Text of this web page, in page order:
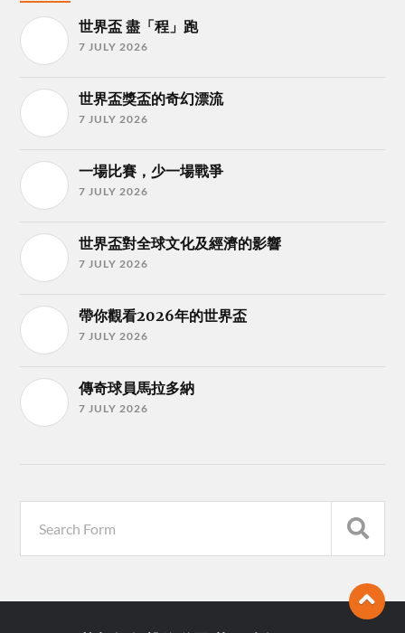
世界盃 盡「程」跑
7 JULY 2026
世界盃獎盃的奇幻漂流
7 JULY 2026
一場比賽，少一場戰爭
7 JULY 2026
世界盃對全球文化及經濟的影響
7 JULY 2026
帶你觀看2026年的世界盃
7 JULY 2026
傳奇球員馬拉多納
7 JULY 2026